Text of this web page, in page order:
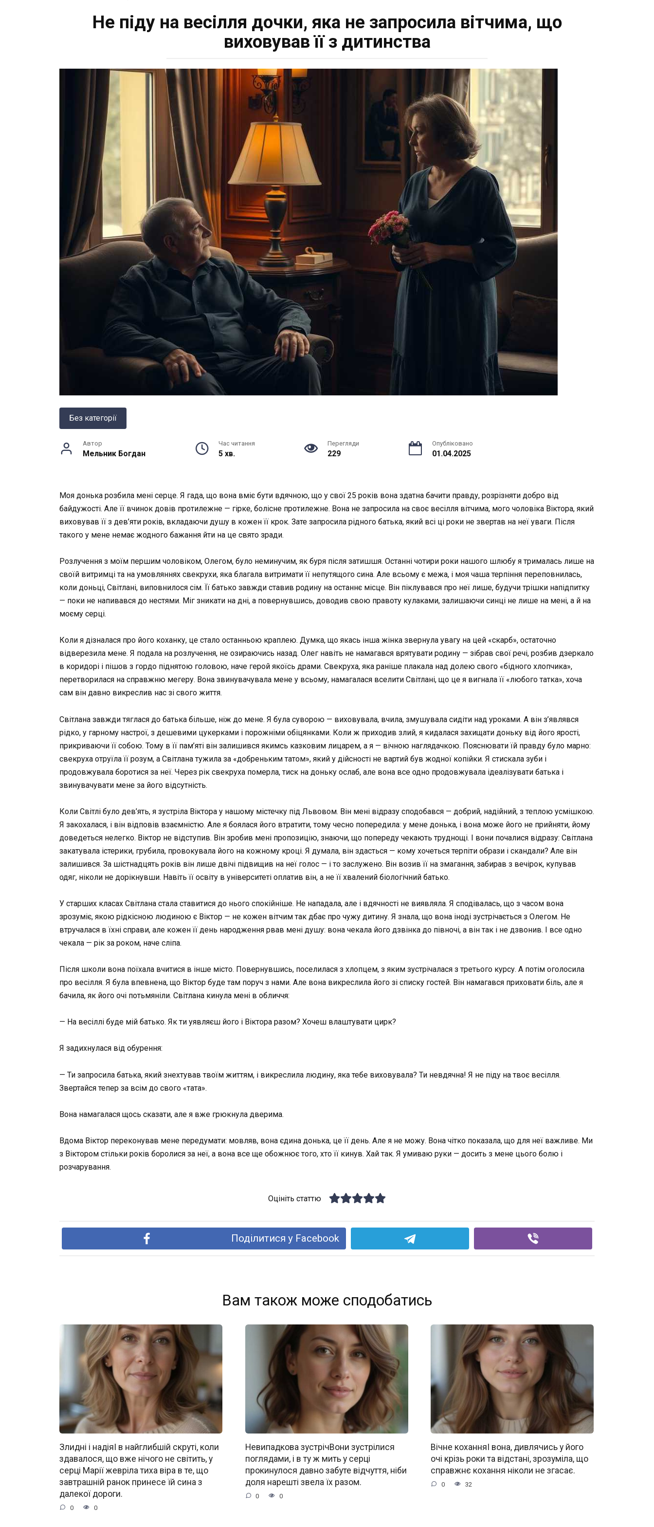
Не піду на весілля дочки, яка не запросила вітчима, що
виховував її з дитинства
Без категорії
Автор
Мельник Богдан
Час читання
5 хв.
Перегляди
229
Опубліковано
01.04.2025
Моя донька розбила мені серце. Я гада, що вона вміє бути вдячною, що у свої 25 років вона здатна бачити правду, розрізняти добро від
байдужості. Але її вчинок довів протилежне — гірке, болісне протилежне. Вона не запросила на своє весілля вітчима, мого чоловіка Віктора, який
виховував її з дев’яти років, вкладаючи душу в кожен її крок. Зате запросила рідного батька, який всі ці роки не звертав на неї уваги. Після
такого у мене немає жодного бажання йти на це свято зради.
Розлучення з моїм першим чоловіком, Олегом, було неминучим, як буря після затишшя. Останні чотири роки нашого шлюбу я трималась лише на
своїй витримці та на умовляннях свекрухи, яка благала витримати її непутящого сина. Але всьому є межа, і моя чаша терпіння переповнилась,
коли доньці, Світлані, виповнилося сім. Її батько завжди ставив родину на останнє місце. Він піклувався про неї лише, будучи трішки напідпитку
— поки не напивався до нестями. Міг зникати на дні, а повернувшись, доводив свою правоту кулаками, залишаючи синці не лише на мені, а й на
моєму серці.
Коли я дізналася про його коханку, це стало останньою краплею. Думка, що якась інша жінка звернула увагу на цей «скарб», остаточно
відверезила мене. Я подала на розлучення, не озираючись назад. Олег навіть не намагався врятувати родину — зібрав свої речі, розбив дзеркало
в коридорі і пішов з гордо піднятою головою, наче герой якоїсь драми. Свекруха, яка раніше плакала над долею свого «бідного хлопчика»,
перетворилася на справжню мегеру. Вона звинувачувала мене у всьому, намагалася вселити Світлані, що це я вигнала її «любого татка», хоча
сам він давно викреслив нас зі свого життя.
Світлана завжди тяглася до батька більше, ніж до мене. Я була суворою — виховувала, вчила, змушувала сидіти над уроками. А він з’являвся
рідко, у гарному настрої, з дешевими цукерками і порожніми обіцянками. Коли ж приходив злий, я кидалася захищати доньку від його ярості,
прикриваючи її собою. Тому в її пам’яті він залишився якимсь казковим лицарем, а я — вічною наглядачкою. Пояснювати їй правду було марно:
свекруха отруїла її розум, а Світлана тужила за «добреньким татом», який у дійсності не вартий був жодної копійки. Я стискала зуби і
продовжувала боротися за неї. Через рік свекруха померла, тиск на доньку ослаб, але вона все одно продовжувала ідеалізувати батька і
звинувачувати мене за його відсутність.
Коли Світлі було дев’ять, я зустріла Віктора у нашому містечку під Львовом. Він мені відразу сподобався — добрий, надійний, з теплою усмішкою.
Я закохалася, і він відповів взаємністю. Але я боялася його втратити, тому чесно попередила: у мене донька, і вона може його не прийняти, йому
доведеться нелегко. Віктор не відступив. Він зробив мені пропозицію, знаючи, що попереду чекають труднощі. І вони почалися відразу: Світлана
закатувала істерики, грубила, провокувала його на кожному кроці. Я думала, він здасться — кому хочеться терпіти образи і скандали? Але він
залишився. За шістнадцять років він лише двічі підвищив на неї голос — і то заслужено. Він возив її на змагання, забирав з вечірок, купував
одяг, ніколи не дорікнувши. Навіть її освіту в університеті оплатив він, а не її хвалений біологічний батько.
У старших класах Світлана стала ставитися до нього спокійніше. Не нападала, але і вдячності не виявляла. Я сподівалась, що з часом вона
зрозуміє, якою рідкісною людиною є Віктор — не кожен вітчим так дбає про чужу дитину. Я знала, що вона іноді зустрічається з Олегом. Не
втручалася в їхні справи, але кожен її день народження рвав мені душу: вона чекала його дзвінка до півночі, а він так і не дзвонив. І все одно
чекала — рік за роком, наче сліпа.
Після школи вона поїхала вчитися в інше місто. Повернувшись, поселилася з хлопцем, з яким зустрічалася з третього курсу. А потім оголосила
про весілля. Я була впевнена, що Віктор буде там поруч з нами. Але вона викреслила його зі списку гостей. Він намагався приховати біль, але я
бачила, як його очі потьмяніли. Світлана кинула мені в обличчя:
— На весіллі буде мій батько. Як ти уявляєш його і Віктора разом? Хочеш влаштувати цирк?
Я задихнулася від обурення:
— Ти запросила батька, який знехтував твоїм життям, і викреслила людину, яка тебе виховувала? Ти невдячна! Я не піду на твоє весілля.
Звертайся тепер за всім до свого «тата».
Вона намагалася щось сказати, але я вже грюкнула дверима.
Вдома Віктор переконував мене передумати: мовляв, вона єдина донька, це її день. Але я не можу. Вона чітко показала, що для неї важливе. Ми
з Віктором стільки років боролися за неї, а вона все ще обожнює того, хто її кинув. Хай так. Я умиваю руки — досить з мене цього болю і
розчарування.
Оцініть статтю
Поділитися у Facebook
Вам також може сподобатись
Злидні і надіяІ в найглибшій скруті, коли
здавалося, що вже нічого не світить, у
серці Марії жевріла тиха віра в те, що
завтрашній ранок принесе їй сина з
далекої дороги.
0 0
Невипадкова зустрічВони зустрілися
поглядами, і в ту ж мить у серці
прокинулося давно забуте відчуття, ніби
доля нарешті звела їх разом.
0 0
Вічне коханняІ вона, дивлячись у його
очі крізь роки та відстані, зрозуміла, що
справжнє кохання ніколи не згасає.
0 32